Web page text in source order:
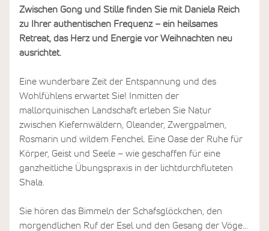
Zwischen Gong und Stille finden Sie mit Daniela Reich
zu Ihrer authentischen Frequenz – ein heilsames
Retreat, das Herz und Energie vor Weihnachten neu
ausrichtet.
Eine wunderbare Zeit der Entspannung und des
Wohlfühlens erwartet Sie! Inmitten der
mallorquinischen Landschaft erleben Sie Natur
zwischen Kiefernwäldern, Oleander, Zwergpalmen,
Rosmarin und wildem Fenchel. Eine Oase der Ruhe für
Körper, Geist und Seele – wie geschaffen für eine
ganzheitliche Übungspraxis in der lichtdurchfluteten
Shala.
Sie hören das Bimmeln der Schafsglöckchen, den
morgendlichen Ruf der Esel und den Gesang der Vögel.